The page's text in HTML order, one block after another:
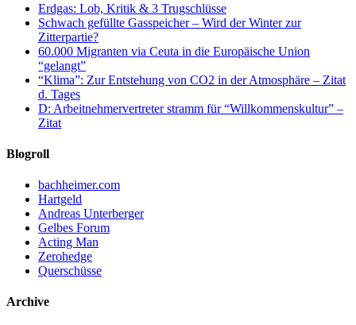
Erdgas: Lob, Kritik & 3 Trugschlüsse
Schwach gefüllte Gasspeicher – Wird der Winter zur
Zitterpartie?
60.000 Migranten via Ceuta in die Europäische Union
“gelangt”
“Klima”: Zur Entstehung von CO2 in der Atmosphäre – Zitat
d. Tages
D: Arbeitnehmervertreter stramm für “Willkommenskultur” –
Zitat
Blogroll
bachheimer.com
Hartgeld
Andreas Unterberger
Gelbes Forum
Acting Man
Zerohedge
Querschüsse
Archive